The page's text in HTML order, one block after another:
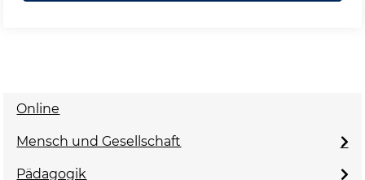
Online
Mensch und Gesellschaft
Pädagogik